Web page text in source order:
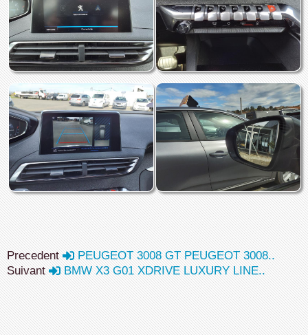
Precedent
PEUGEOT 3008 GT PEUGEOT 3008..
Suivant
BMW X3 G01 XDRIVE LUXURY LINE..